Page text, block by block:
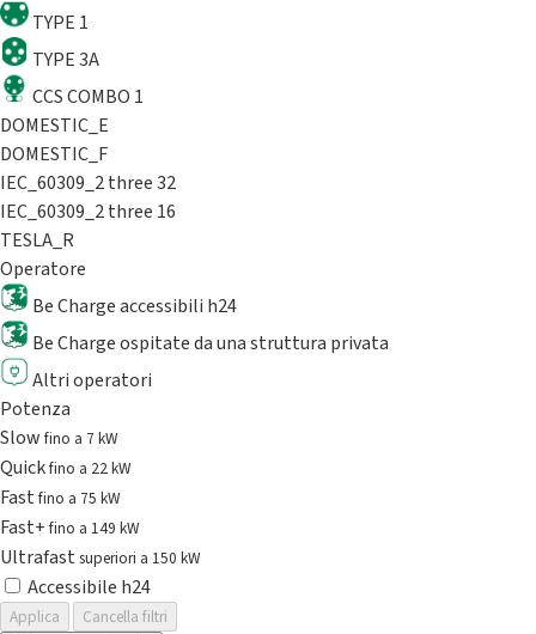
TYPE 1
TYPE 3A
CCS COMBO 1
DOMESTIC_E
DOMESTIC_F
IEC_60309_2 three 32
IEC_60309_2 three 16
TESLA_R
Operatore
Be Charge accessibili h24
Be Charge ospitate da una struttura privata
Altri operatori
Potenza
Slowfino a 7 kW
Quickfino a 22 kW
Fastfino a 75 kW
Fast+fino a 149 kW
Ultrafast superiori a 150 kW
Accessibile h24
Applica
Cancella filtri